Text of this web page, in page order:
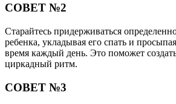
СОВЕТ №2
Старайтесь придерживаться
ребенка, укладывая его спать и
время каждый день. Это поможет
циркадный ритм.
СОВЕТ №3